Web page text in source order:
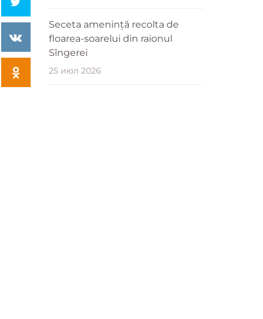
Seceta amenință recolta de
floarea-soarelui din raionul
Sîngerei
25 июл 2026